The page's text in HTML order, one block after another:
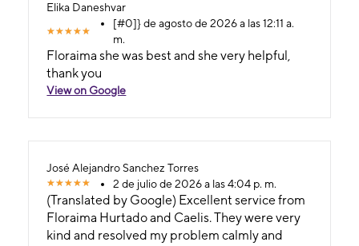
siempre por una persona en especial Floraima,
la he visto trabajar muy amable con muchos
clientes a la vez, he notado que no es tan
buena en el ingles pero eso no la limita es un
gran ejemplo de superación y que no hay
y cuando tu vocación es servir.🥰
Elika Daneshvar
[#0]} de agosto de 2026 a las 12:11 a.
m.
Floraima she was best and she very helpful,
thank you
View on Google
José Alejandro Sanchez Torres
2 de julio de 2026 a las 4:04 p. m.
(Translated by Google) Excellent service from
Floraima Hurtado and Caelis. They were very
kind and resolved my problem calmly and